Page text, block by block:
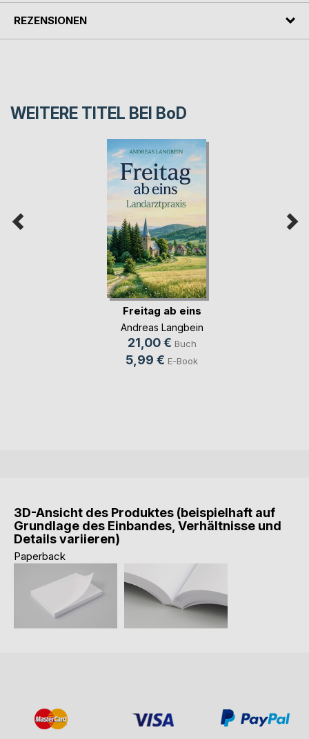
REZENSIONEN
WEITERE TITEL BEI BoD
Freitag ab eins
Andreas Langbein
21,00 € Buch
5,99 € E-Book
3D-Ansicht des Produktes (beispielhaft auf
Grundlage des Einbandes, Verhältnisse und
Details variieren)
Paperback